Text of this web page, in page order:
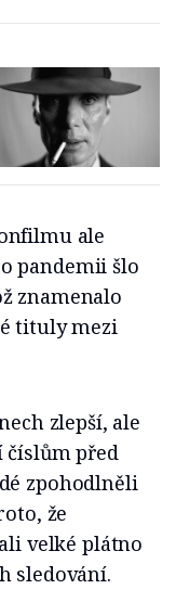
ale
pandemii šlo
znamenalo
tituly mezi
zlepší, ale
číslům před
zpohodlněli
že
velké plátno
sledování.